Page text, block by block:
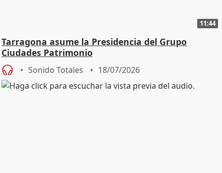
11:44
Tarragona asume la Presidencia del Grupo
Ciudades Patrimonio
Sonido Totales 18/07/2026